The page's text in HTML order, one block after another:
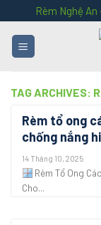
to
content
Rèm Nghệ
TAG ARCHIVES:
Rèm tổ ong
chống nắng
14 Tháng 10, 2025
Rèm Tổ Ong
Cho...